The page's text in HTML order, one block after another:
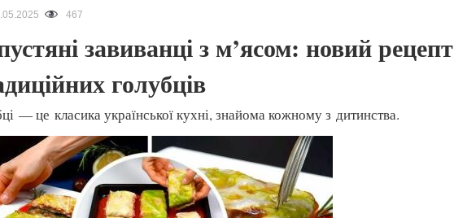
467
завиванці з м’ясом: новий рецепт
голубців
— це класика української кухні, знайома кожному з дитинства.